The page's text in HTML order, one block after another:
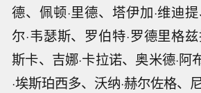
德、佩顿·里德、塔伊加·维迪
尔·韦瑟斯、罗伯特·罗德里格
斯卡、吉娜·卡拉诺、奥米德·阿
·埃斯珀西多、沃纳·赫尔佐格、